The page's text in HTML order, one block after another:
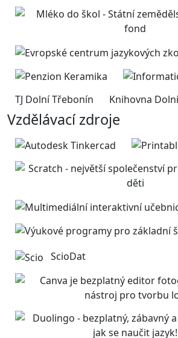
TJ Dolní Třebonín Knihovna
Vzdělávací zdroje
ScioDat